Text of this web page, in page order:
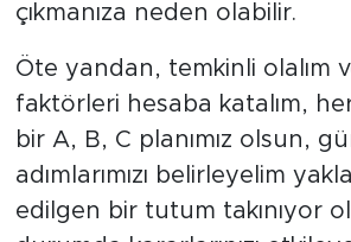
çıkmanıza neden olabilir.
Öte yandan, temkinli olalım
faktörleri hesaba katalım,
bir A, B, C planımız olsun,
adımlarımızı belirleyelim
edilgen bir tutum takınıyor